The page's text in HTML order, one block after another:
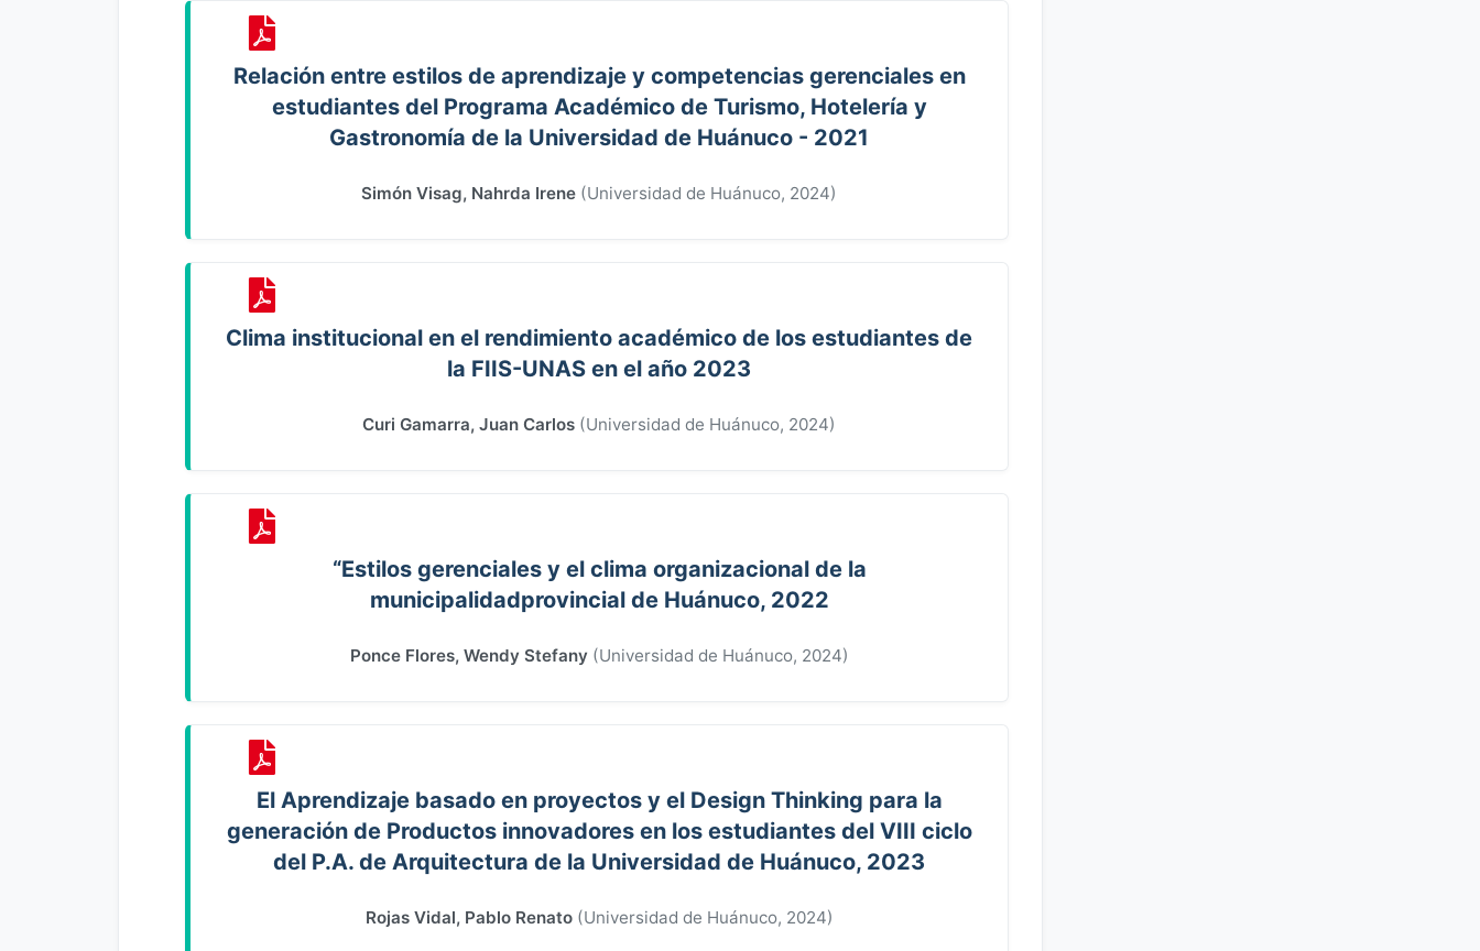
Relación entre estilos de aprendizaje y competencias gerenciales en
estudiantes del Programa Académico de Turismo, Hotelería y
Gastronomía de la Universidad de Huánuco - 2021
Simón Visag, Nahrda Irene (Universidad de Huánuco, 2024)
Clima institucional en el rendimiento académico de los estudiantes de
la FIIS-UNAS en el año 2023
Curi Gamarra, Juan Carlos (Universidad de Huánuco, 2024)
“Estilos gerenciales y el clima organizacional de la
municipalidadprovincial de Huánuco, 2022
Ponce Flores, Wendy Stefany (Universidad de Huánuco, 2024)
El Aprendizaje basado en proyectos y el Design Thinking para la
generación de Productos innovadores en los estudiantes del VIII ciclo
del P.A. de Arquitectura de la Universidad de Huánuco, 2023
Rojas Vidal, Pablo Renato (Universidad de Huánuco, 2024)